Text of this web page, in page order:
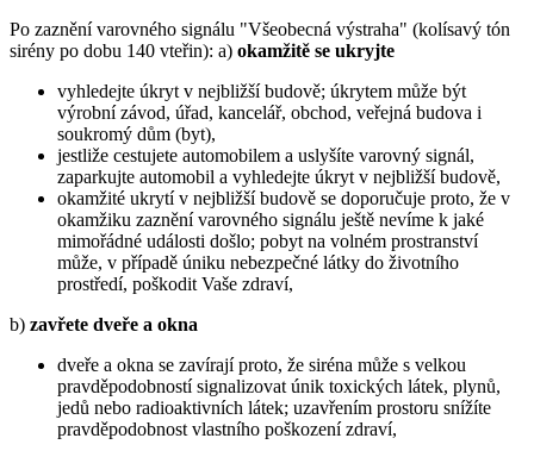
Po zaznění varovného signálu "Všeobecná výstraha" (kolísavý tón
sirény po dobu 140 vteřin): a) okamžitě se ukryjte
vyhledejte úkryt v nejbližší budově; úkrytem může být
výrobní závod, úřad, kancelář, obchod, veřejná budova i
soukromý dům (byt),
jestliže cestujete automobilem a uslyšíte varovný signál,
zaparkujte automobil a vyhledejte úkryt v nejbližší budově,
okamžité ukrytí v nejbližší budově se doporučuje proto, že v
okamžiku zaznění varovného signálu ještě nevíme k jaké
mimořádné události došlo; pobyt na volném prostranství
může, v případě úniku nebezpečné látky do životního
prostředí, poškodit Vaše zdraví,
b) zavřete dveře a okna
dveře a okna se zavírají proto, že siréna může s velkou
pravděpodobností signalizovat únik toxických látek, plynů,
jedů nebo radioaktivních látek; uzavřením prostoru snížíte
pravděpodobnost vlastního poškození zdraví,